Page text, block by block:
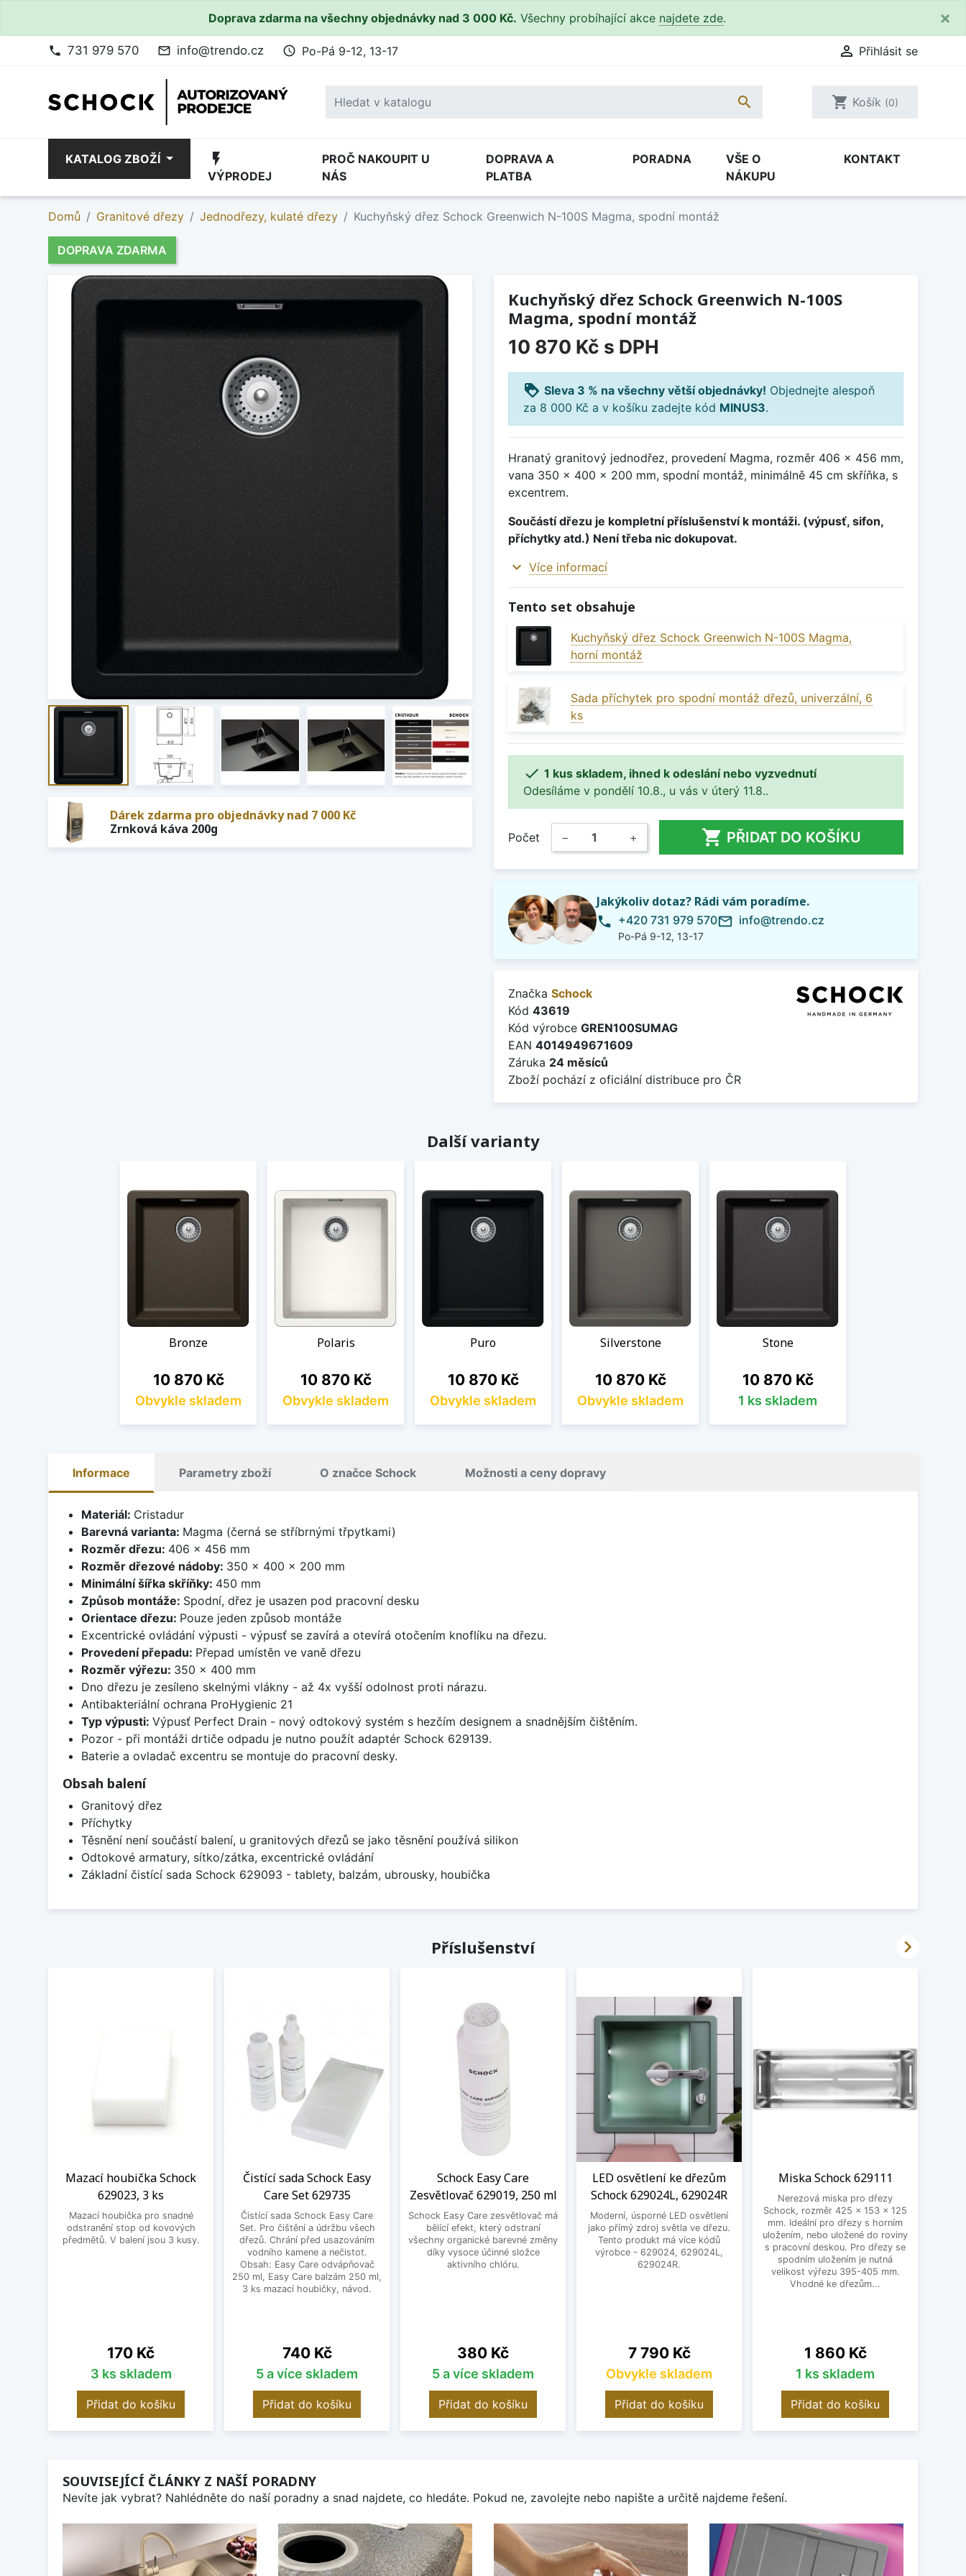
Doprava zdarma na všechny objednávky nad 3 000 Kč. Všechny probíhající akce najdete zde. ×
phone 731 979 570 mail_outline info@trendo.cz access_time Po-Pá 9-12, 13-17  Přihlásit se
 shopping_cart Košík (0)
KATALOG ZBOŽÍ flash_on
VÝPRODEJ
PROČ NAKOUPIT U
NÁS
DOPRAVA A
PLATBA
PORADNA
VŠE O
NÁKUPU
KONTAKT
Domů Granitové dřezy Jednodřezy, kulaté dřezy Kuchyňský dřez Schock Greenwich N-100S Magma, spodní montáž
DOPRAVA ZDARMA
Dárek zdarma pro objednávky nad 7 000 Kč
Zrnková káva 200g
Kuchyňský dřez Schock Greenwich N-100S
Magma, spodní montáž
10 870 Kč s DPH
loyalty Sleva 3 % na všechny větší objednávky! Objednejte alespoň
za 8 000 Kč a v košíku zadejte kód MINUS3.
Hranatý granitový jednodřez, provedení Magma, rozměr 406 x 456 mm,
vana 350 x 400 x 200 mm, spodní montáž, minimálně 45 cm skříňka, s
excentrem.
Součástí dřezu je kompletní příslušenství k montáži. (výpusť, sifon,
příchytky atd.) Není třeba nic dokupovat.
expand_more Více informací
Tento set obsahuje
Kuchyňský dřez Schock Greenwich N-100S Magma,
horní montáž
Sada příchytek pro spodní montáž dřezů, univerzální, 6
ks
 1 kus skladem, ihned k odeslání nebo vyzvednutí
Odesíláme v pondělí 10.8., u vás v úterý 11.8..
Počet − +  PŘIDAT DO KOŠÍKU
Jakýkoliv dotaz? Rádi vám poradíme.
phone +420 731 979 570
Po-Pá 9-12, 13-17
mail_outline info@trendo.cz
Značka Schock
Kód 43619
Kód výrobce GREN100SUMAG
EAN 4014949671609
Záruka 24 měsíců
Zboží pochází z oficiální distribuce pro ČR
Další varianty
Bronze
Cena
10 870 Kč
Obvykle skladem
Polaris
Cena
10 870 Kč
Obvykle skladem
Puro
Cena
10 870 Kč
Obvykle skladem
Silverstone
Cena
10 870 Kč
Obvykle skladem
Stone
Cena
10 870 Kč
1 ks skladem
Informace Parametry zboží O značce Schock Možnosti a ceny dopravy
Materiál: Cristadur
Barevná varianta: Magma (černá se stříbrnými třpytkami)
Rozměr dřezu: 406 x 456 mm
Rozměr dřezové nádoby: 350 x 400 x 200 mm
Minimální šířka skříňky: 450 mm
Způsob montáže: Spodní, dřez je usazen pod pracovní desku
Orientace dřezu: Pouze jeden způsob montáže
Excentrické ovládání výpusti - výpusť se zavírá a otevírá otočením knoflíku na dřezu.
Provedení přepadu: Přepad umístěn ve vaně dřezu
Rozměr výřezu: 350 x 400 mm
Dno dřezu je zesíleno skelnými vlákny - až 4x vyšší odolnost proti nárazu.
Antibakteriální ochrana ProHygienic 21
Typ výpusti: Výpusť Perfect Drain - nový odtokový systém s hezčím designem a snadnějším čištěním.
Pozor - při montáži drtiče odpadu je nutno použít adaptér Schock 629139.
Baterie a ovladač excentru se montuje do pracovní desky.
Obsah balení
Granitový dřez
Příchytky
Těsnění není součástí balení, u granitových dřezů se jako těsnění používá silikon
Odtokové armatury, sítko/zátka, excentrické ovládání
Základní čistící sada Schock 629093 - tablety, balzám, ubrousky, houbička
Příslušenství
Mazací houbička Schock
629023, 3 ks
Mazací houbička pro snadné
odstranění stop od kovových
předmětů. V balení jsou 3 kusy.
Cena
170 Kč
3 ks skladem
Přidat do košíku
Čistící sada Schock Easy
Care Set 629735
Čistící sada Schock Easy Care
Set. Pro čištění a údržbu všech
dřezů. Chrání před usazováním
vodního kamene a nečistot.
Obsah: Easy Care odvápňovač
250 ml, Easy Care balzám 250 ml,
3 ks mazací houbičky, návod.
Cena
740 Kč
5 a více skladem
Přidat do košíku
Schock Easy Care
Zesvětlovač 629019, 250 ml
Schock Easy Care zesvětlovač má
bělící efekt, který odstraní
všechny organické barevné změny
díky vysoce účinné složce
aktivního chlóru.
Cena
380 Kč
5 a více skladem
Přidat do košíku
LED osvětlení ke dřezům
Schock 629024L, 629024R
Moderní, úsporné LED osvětlení
jako přímý zdroj světla ve dřezu.
Tento produkt má více kódů
výrobce - 629024, 629024L,
629024R.
Cena
7 790 Kč
Obvykle skladem
Přidat do košíku
Miska Schock 629111
Nerezová miska pro dřezy
Schock, rozměr 425 × 153 × 125
mm. Ideální pro dřezy s horním
uložením, nebo uložené do roviny
s pracovní deskou. Pro dřezy se
spodním uložením je nutná
velikost výřezu 395-405 mm.
Vhodné ke dřezům...
Cena
1 860 Kč
1 ks skladem
Přidat do košíku

SOUVISEJÍCÍ ČLÁNKY Z NAŠÍ PORADNY
Nevíte jak vybrat? Nahlédněte do naší poradny a snad najdete, co hledáte. Pokud ne, zavolejte nebo napište a určitě najdeme řešení.